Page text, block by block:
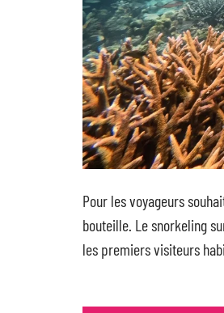
Pour les voyageurs
bouteille. Le snorkeling
les premiers visiteurs